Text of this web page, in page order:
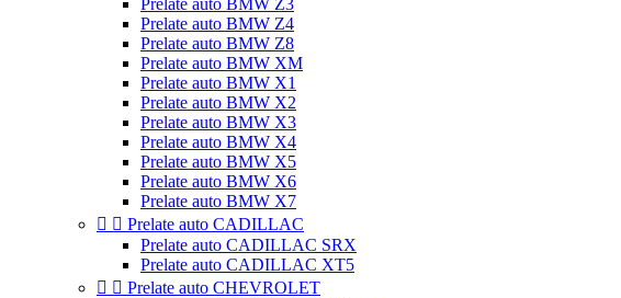
Prelate auto BMW Z3
Prelate auto BMW Z4
Prelate auto BMW Z8
Prelate auto BMW XM
Prelate auto BMW X1
Prelate auto BMW X2
Prelate auto BMW X3
Prelate auto BMW X4
Prelate auto BMW X5
Prelate auto BMW X6
Prelate auto BMW X7
  Prelate auto CADILLAC
Prelate auto CADILLAC SRX
Prelate auto CADILLAC XT5
  Prelate auto CHEVROLET